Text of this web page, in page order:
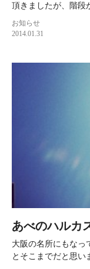
頂きましたが、階段
お知らせ
2014.01.31
あべのハルカ
大阪の名所にもな
とそこまでだと思い